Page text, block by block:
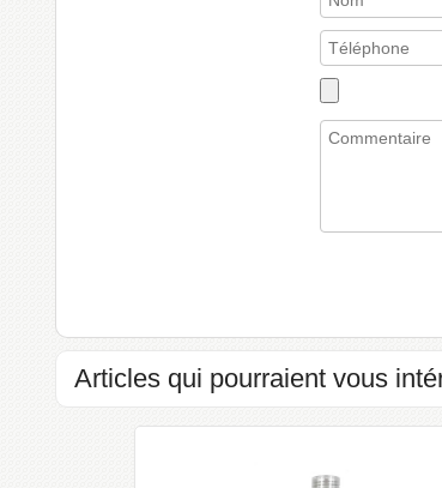
Articles qui pourraient vous